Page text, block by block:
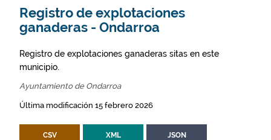
Registro de explotaciones
ganaderas - Ondarroa
Registro de explotaciones ganaderas sitas en este
municipio.
Ayuntamiento de Ondarroa
Última modificación 15 febrero 2026
CSV XML JSON